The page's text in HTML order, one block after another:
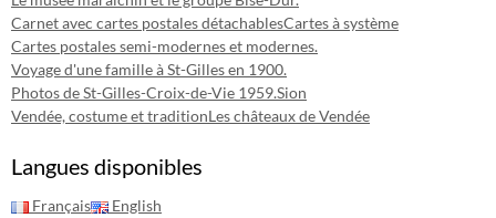
Carnet avec cartes postales détachablesCartes à système
Cartes postales semi-modernes et modernes.
Voyage d'une famille à St-Gilles en 1900.
Photos de St-Gilles-Croix-de-Vie 1959.Sion
Vendée, costume et traditionLes châteaux de Vendée
Langues disponibles
Français English